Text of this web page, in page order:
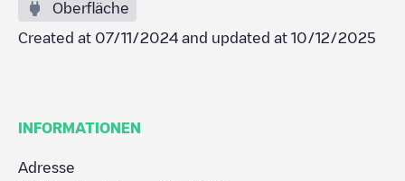
Oberfläche
Created at 07/11/2024 and updated at 10/12/2025
INFORMATIONEN
Adresse